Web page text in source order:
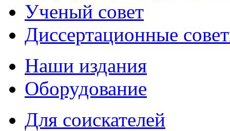
Ученый совет
Диссертационные
Наши издания
Оборудование
Для соискателей